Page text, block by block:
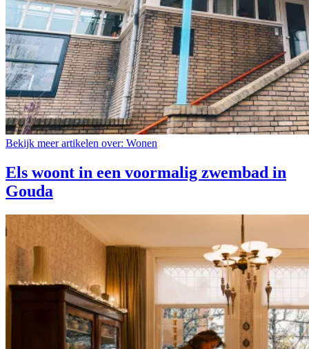
Bekijk meer artikelen over: Wonen
Els woont in een voormalig zwembad in
Gouda